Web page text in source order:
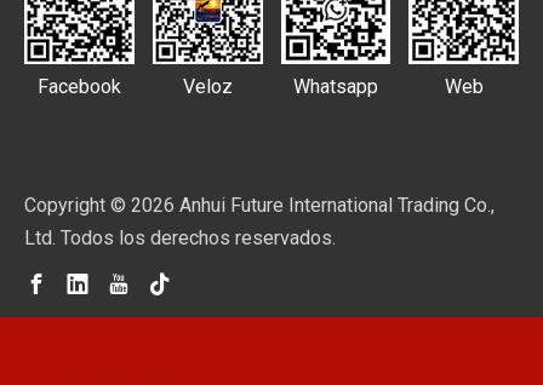
Facebook Veloz Whatsapp Web
Copyright © 2026 Anhui Future International Trading Co.,
Ltd. Todos los derechos reservados.